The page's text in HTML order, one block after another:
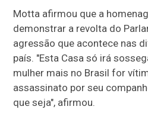
Motta afirmou que a
demonstrar a revolta do
agressão que acontece nas
país. "Esta Casa só irá
mulher mais no Brasil for
assassinato por seu
que seja", afirmou.